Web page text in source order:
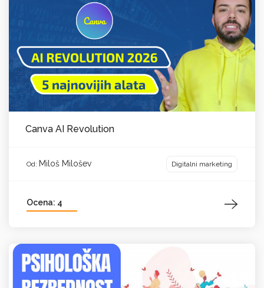
Canva AI Revolution
Od: Miloš Milošev Digitalni marketing
Ocena: 4